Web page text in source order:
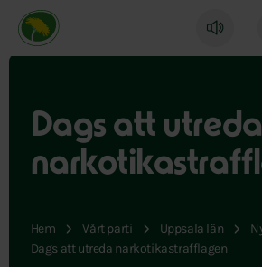
Miljöpartiet de gröna, startsida
Dags att utreda
Hem Vårt parti Uppsala län
Dags att utreda narkotikastrafflagen